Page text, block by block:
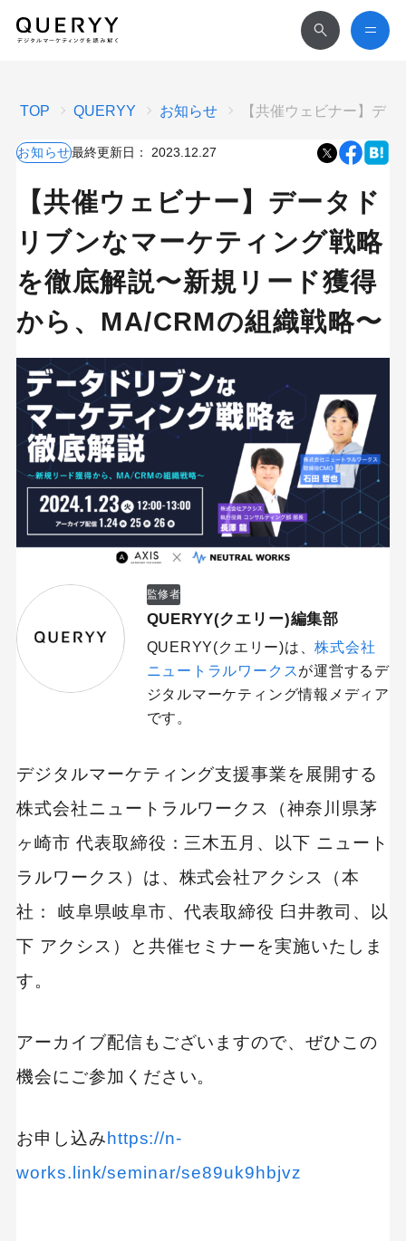
TOP QUERYY お知らせ 【共催ウェビナー】デ
お知らせ最終更新日： 2023.12.27
【共催ウェビナー】データド
リブンなマーケティング戦略
を徹底解説〜新規リード獲得
から、MA/CRMの組織戦略〜
監修者
QUERYY(クエリー)編集部
QUERYY(クエリー)は、株式会社
ニュートラルワークスが運営するデ
ジタルマーケティング情報メディア
です。
デジタルマーケティング支援事業を展開する
株式会社ニュートラルワークス（神奈川県茅
ヶ崎市 代表取締役：三木五月、以下 ニュート
ラルワークス）は、株式会社アクシス（本
社： 岐阜県岐阜市、代表取締役 臼井教司、以
下 アクシス）と共催セミナーを実施いたしま
す。
アーカイブ配信もございますので、ぜひこの
機会にご参加ください。
お申し込みhttps://n-
works.link/seminar/se89uk9hbjvz